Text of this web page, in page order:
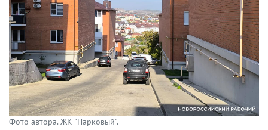
Фото автора. ЖК "Парковый".